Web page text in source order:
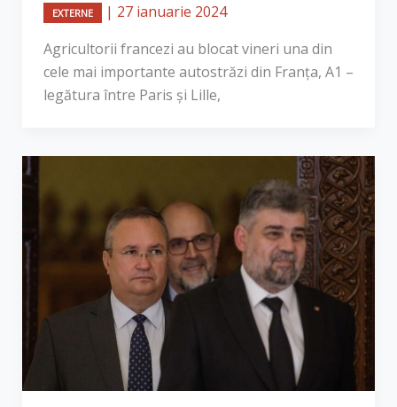
EXTERNE | 27 ianuarie 2024
Agricultorii francezi au blocat vineri una din
cele mai importante autostrăzi din Franţa, A1 –
legătura între Paris şi Lille,